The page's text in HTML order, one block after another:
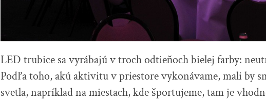
LED trubice sa vyrábajú v troch odtieňoch bielej farby:
Podľa toho, akú aktivitu v priestore vykonávame, mali by
svetla, napríklad na miestach, kde športujeme, tam je